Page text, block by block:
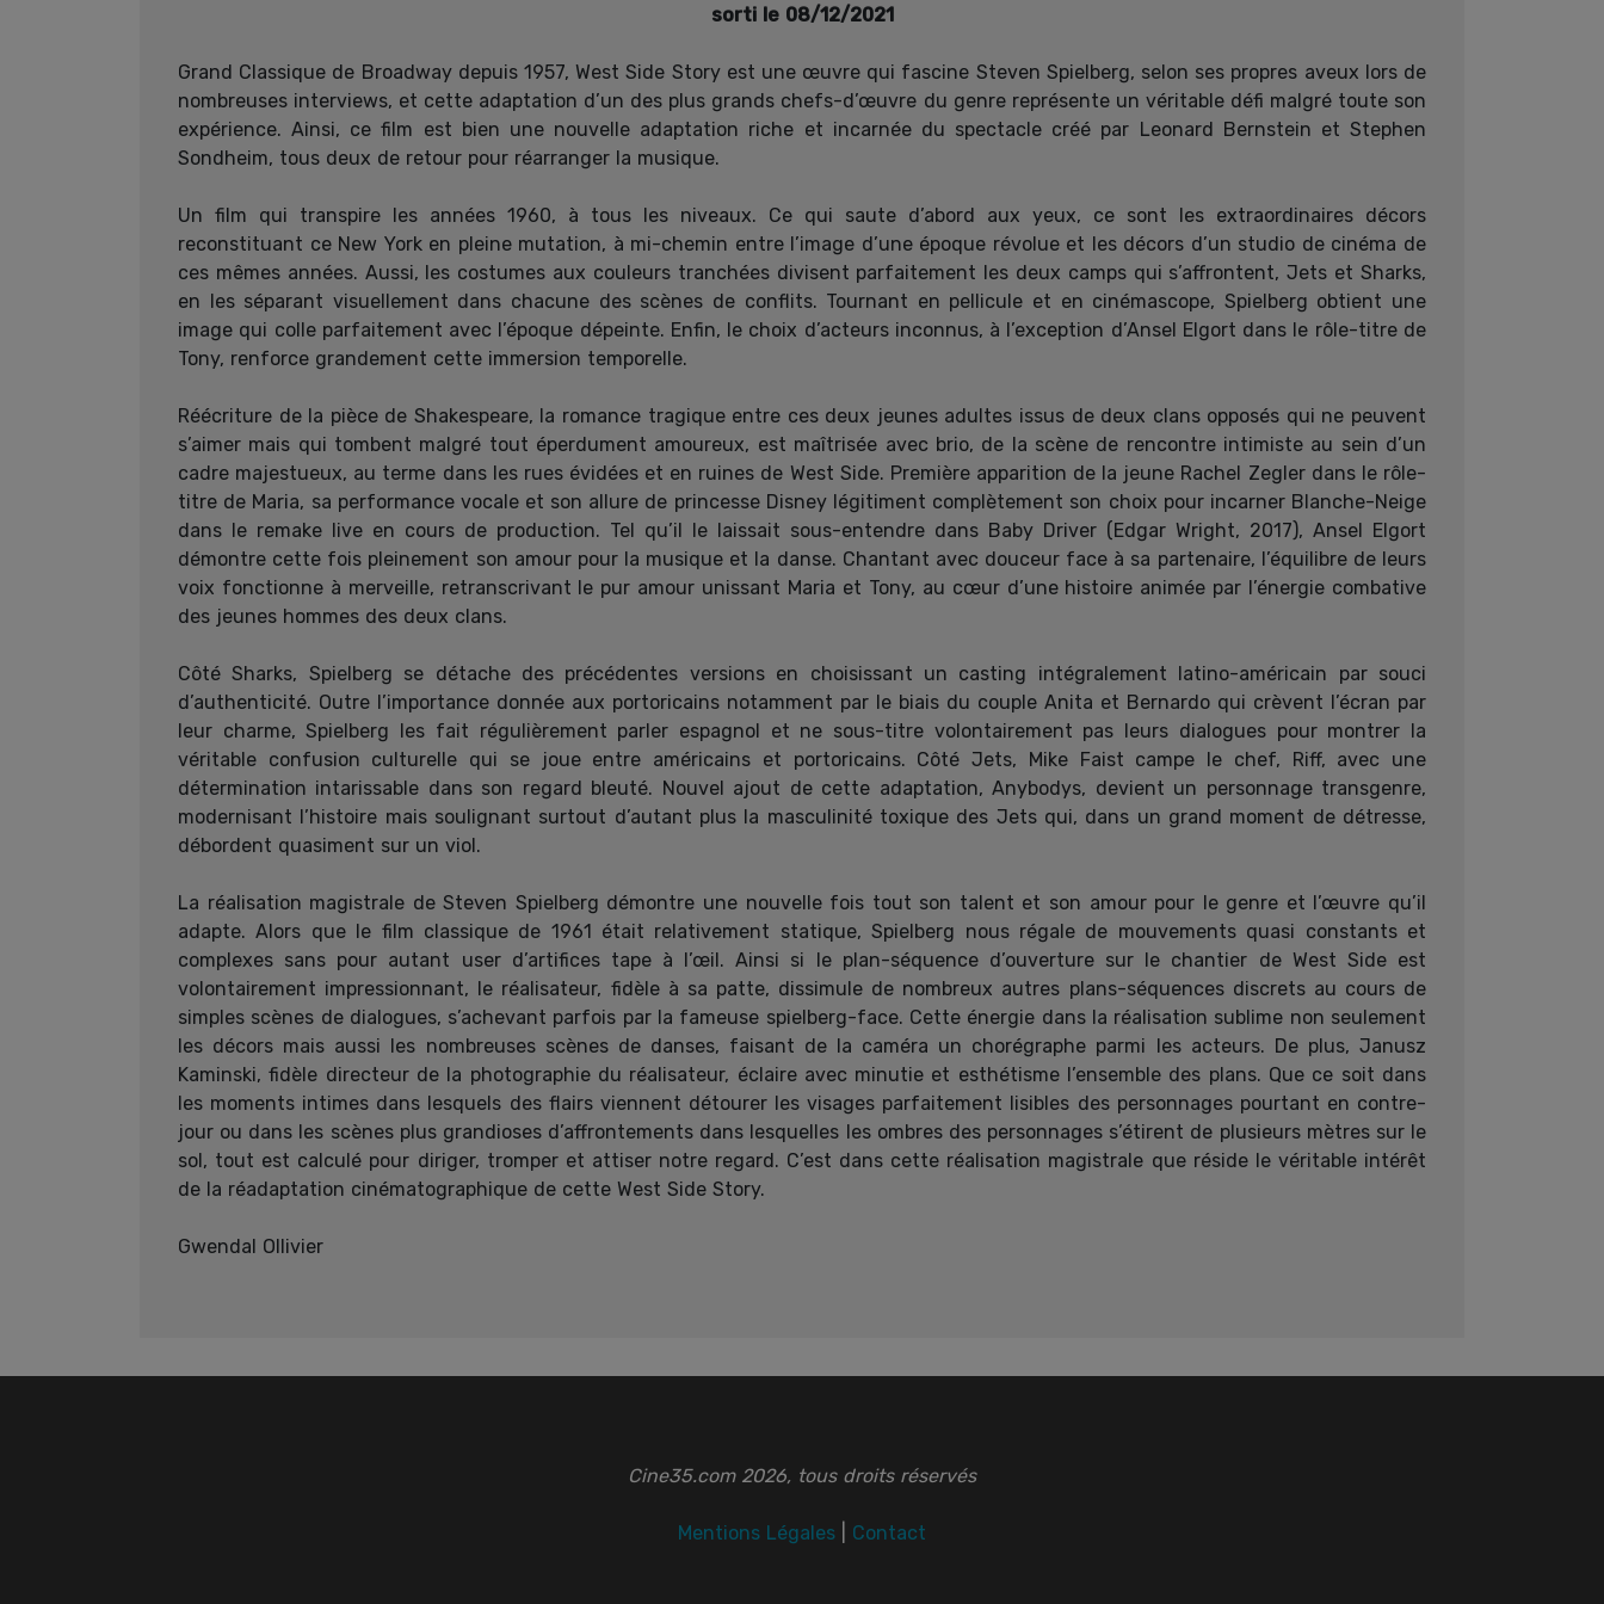
sorti le 08/12/2021
Grand Classique de Broadway depuis 1957, West Side Story est une œuvre qui fascine Steven Spielberg, selon ses propres aveux lors de
nombreuses interviews, et cette adaptation d’un des plus grands chefs-d’œuvre du genre représente un véritable défi malgré toute son
expérience. Ainsi, ce film est bien une nouvelle adaptation riche et incarnée du spectacle créé par Leonard Bernstein et Stephen
Sondheim, tous deux de retour pour réarranger la musique.
Un film qui transpire les années 1960, à tous les niveaux. Ce qui saute d’abord aux yeux, ce sont les extraordinaires décors
reconstituant ce New York en pleine mutation, à mi-chemin entre l’image d’une époque révolue et les décors d’un studio de cinéma de
ces mêmes années. Aussi, les costumes aux couleurs tranchées divisent parfaitement les deux camps qui s’affrontent, Jets et Sharks,
en les séparant visuellement dans chacune des scènes de conflits. Tournant en pellicule et en cinémascope, Spielberg obtient une
image qui colle parfaitement avec l’époque dépeinte. Enfin, le choix d’acteurs inconnus, à l’exception d’Ansel Elgort dans le rôle-titre de
Tony, renforce grandement cette immersion temporelle.
Réécriture de la pièce de Shakespeare, la romance tragique entre ces deux jeunes adultes issus de deux clans opposés qui ne peuvent
s’aimer mais qui tombent malgré tout éperdument amoureux, est maîtrisée avec brio, de la scène de rencontre intimiste au sein d’un
cadre majestueux, au terme dans les rues évidées et en ruines de West Side. Première apparition de la jeune Rachel Zegler dans le rôle-
titre de Maria, sa performance vocale et son allure de princesse Disney légitiment complètement son choix pour incarner Blanche-Neige
dans le remake live en cours de production. Tel qu’il le laissait sous-entendre dans Baby Driver (Edgar Wright, 2017), Ansel Elgort
démontre cette fois pleinement son amour pour la musique et la danse. Chantant avec douceur face à sa partenaire, l’équilibre de leurs
voix fonctionne à merveille, retranscrivant le pur amour unissant Maria et Tony, au cœur d’une histoire animée par l’énergie combative
des jeunes hommes des deux clans.
Côté Sharks, Spielberg se détache des précédentes versions en choisissant un casting intégralement latino-américain par souci
d’authenticité. Outre l’importance donnée aux portoricains notamment par le biais du couple Anita et Bernardo qui crèvent l’écran par
leur charme, Spielberg les fait régulièrement parler espagnol et ne sous-titre volontairement pas leurs dialogues pour montrer la
véritable confusion culturelle qui se joue entre américains et portoricains. Côté Jets, Mike Faist campe le chef, Riff, avec une
détermination intarissable dans son regard bleuté. Nouvel ajout de cette adaptation, Anybodys, devient un personnage transgenre,
modernisant l’histoire mais soulignant surtout d’autant plus la masculinité toxique des Jets qui, dans un grand moment de détresse,
débordent quasiment sur un viol.
La réalisation magistrale de Steven Spielberg démontre une nouvelle fois tout son talent et son amour pour le genre et l’œuvre qu’il
adapte. Alors que le film classique de 1961 était relativement statique, Spielberg nous régale de mouvements quasi constants et
complexes sans pour autant user d’artifices tape à l’œil. Ainsi si le plan-séquence d’ouverture sur le chantier de West Side est
volontairement impressionnant, le réalisateur, fidèle à sa patte, dissimule de nombreux autres plans-séquences discrets au cours de
simples scènes de dialogues, s’achevant parfois par la fameuse spielberg-face. Cette énergie dans la réalisation sublime non seulement
les décors mais aussi les nombreuses scènes de danses, faisant de la caméra un chorégraphe parmi les acteurs. De plus, Janusz
Kaminski, fidèle directeur de la photographie du réalisateur, éclaire avec minutie et esthétisme l’ensemble des plans. Que ce soit dans
les moments intimes dans lesquels des flairs viennent détourer les visages parfaitement lisibles des personnages pourtant en contre-
jour ou dans les scènes plus grandioses d’affrontements dans lesquelles les ombres des personnages s’étirent de plusieurs mètres sur le
sol, tout est calculé pour diriger, tromper et attiser notre regard. C’est dans cette réalisation magistrale que réside le véritable intérêt
de la réadaptation cinématographique de cette West Side Story.
Gwendal Ollivier
Cine35.com 2026, tous droits réservés
Mentions Légales Contact